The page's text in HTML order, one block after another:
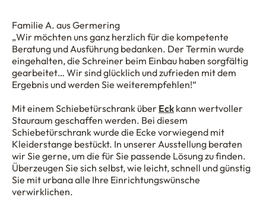
Familie A. aus Germering
„Wir möchten uns ganz herzlich für die kompetente
Beratung und Ausführung bedanken. Der Termin wurde
eingehalten, die Schreiner beim Einbau haben sorgfältig
gearbeitet… Wir sind glücklich und zufrieden mit dem
Ergebnis und werden Sie weiterempfehlen!“
Mit einem Schiebetürschrank über Eck kann wertvoller
Stauraum geschaffen werden. Bei diesem
Schiebetürschrank wurde die Ecke vorwiegend mit
Kleiderstange bestückt. In unserer Ausstellung beraten
wir Sie gerne, um die für Sie passende Lösung zu finden.
Überzeugen Sie sich selbst, wie leicht, schnell und günstig
Sie miturbanaalle Ihre Einrichtungswünsche
verwirklichen.